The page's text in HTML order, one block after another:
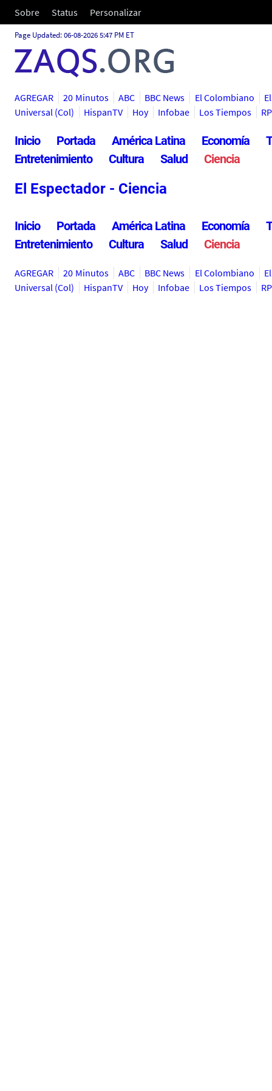
Sobre Status Personalizar
Page Updated: 06-08-2026 5:47 PM ET
AGREGAR 20 Minutos ABC BBC News El Colombiano
Universal (Col)
HispanTV Hoy Infobae Los Tiempos
Inicio Portada América Latina Economía
Entretenimiento
Cultura Salud Ciencia
El Espectador - Ciencia
Inicio Portada América Latina Economía
Entretenimiento
Cultura Salud Ciencia
AGREGAR 20 Minutos ABC BBC News El Colombiano
Universal (Col)
HispanTV Hoy Infobae Los Tiempos